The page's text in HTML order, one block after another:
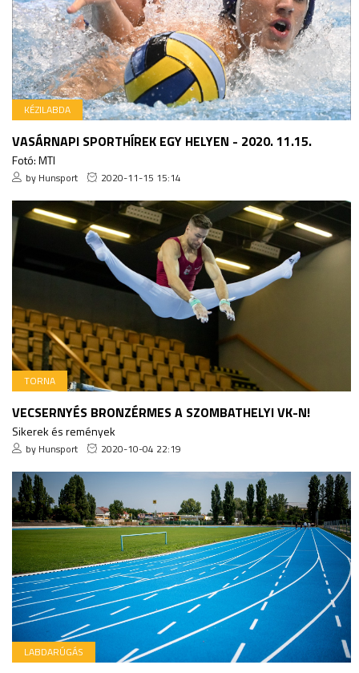
KÉZILABDA
VASÁRNAPI SPORTHÍREK EGY HELYEN - 2020. 11.15.
Fotó: MTI
by Hunsport 2020-11-15 15:14
TORNA
VECSERNYÉS BRONZÉRMES A SZOMBATHELYI VK-N!
Sikerek és remények
by Hunsport 2020-10-04 22:19
LABDARÚGÁS